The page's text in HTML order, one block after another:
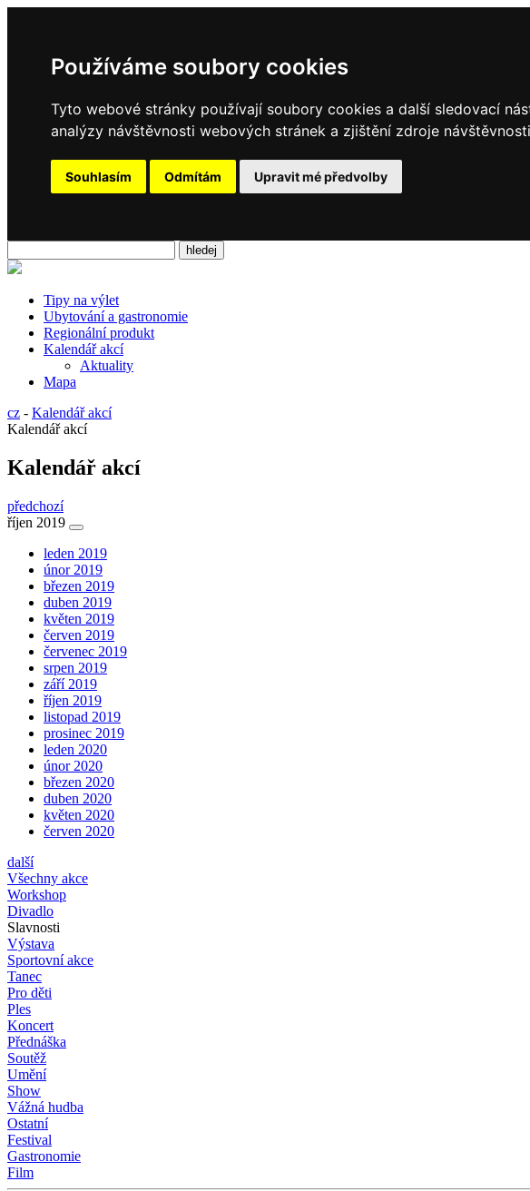
Používáme soubory cookies
Tyto webové stránky používají soubory cookies a další sledovací
analýzy návštěvnosti webových stránek a zjištění zdroje
Souhlasím Odmítám Upravit mé předvolby
Tipy na výlet
Ubytování a gastronomie
Regionální produkt
Kalendář akcí
Aktuality
Mapa
cz - Kalendář akcí
Kalendář akcí
Kalendář akcí
předchozí
říjen 2019
leden 2019
únor 2019
březen 2019
duben 2019
květen 2019
červen 2019
červenec 2019
srpen 2019
září 2019
říjen 2019
listopad 2019
prosinec 2019
leden 2020
únor 2020
březen 2020
duben 2020
květen 2020
červen 2020
další
Všechny akce
Workshop
Divadlo
Slavnosti
Výstava
Sportovní akce
Tanec
Pro děti
Ples
Koncert
Přednáška
Soutěž
Umění
Show
Vážná hudba
Ostatní
Festival
Gastronomie
Film